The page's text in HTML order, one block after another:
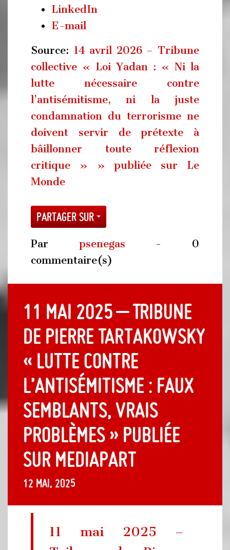
LinkedIn
E-mail
Source: 14 avril 2026 – Tribune
collective « Loi Yadan : « Ni la
lutte nécessaire contre
l’antisémitisme, ni la juste
condamnation du terrorisme ne
doivent servir de prétexte à
bâillonner toute réflexion
critique » » publiée sur Le
Monde
Partager sur
Par psenegas - 0
commentaire(s)
11 mai 2025 – Tribune
de Pierre Tartakowsky
« Lutte contre
l’antisémitisme : faux
semblants, vrais
problèmes » publiée
sur Mediapart
12 mai, 2025
11 mai 2025 –